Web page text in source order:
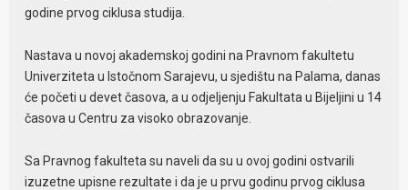
godine prvog ciklusa studija.
Nastava u novoj akademskoj godini na Pravnom fakultetu
Univerziteta u Istočnom Sarajevu, u sjedištu na Palama, danas
će početi u devet časova, a u odjeljenju Fakultata u Bijeljini u 14
časova u Centru za visoko obrazovanje.
Sa Pravnog fakulteta su naveli da su u ovoj godini ostvarili
izuzetne upisne rezultate i da je u prvu godinu prvog ciklusa